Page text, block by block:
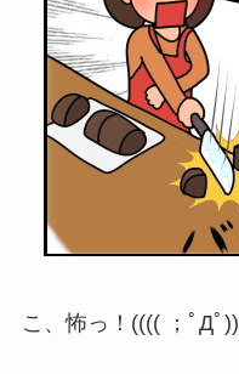
こ、怖っ！(((( ；ﾟДﾟ